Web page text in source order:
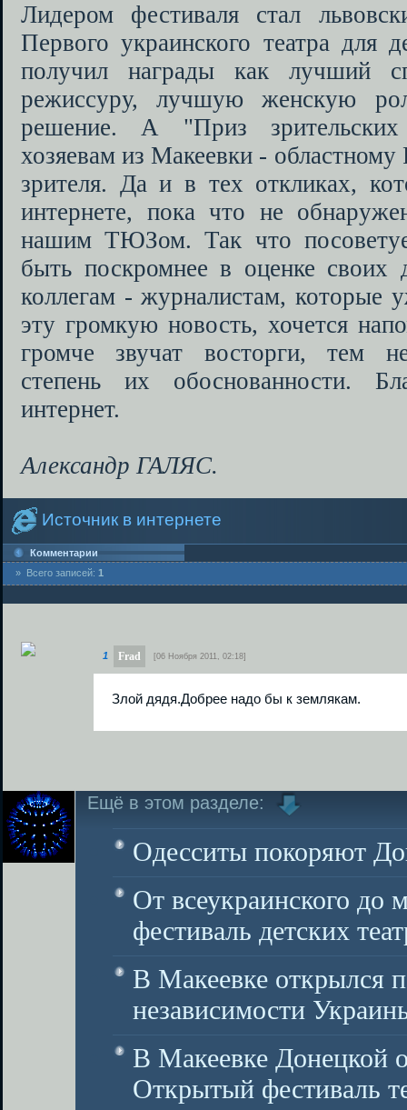
Лидером фестиваля стал
Первого украинского театра для
получил награды как лучший
режиссуру, лучшую женскую
решение. А "Приз зрительских
хозяевам из Макеевки -
зрителя. Да и в тех откликах,
интернете, пока что не
нашим ТЮЗом. Так что
быть поскромнее в оценке
коллегам - журналистам, которые
эту громкую новость, хочется
громче звучат восторги, тем
степень их обоснованности.
интернет.
Александр ГАЛЯС.
Источник в интернете
Комментарии
» Всего записей: 1
1 Frad [06 Ноября 2011, 02:18]
Злой дядя.Добрее надо бы к землякам.
Ещё в этом разделе:
Одесситы покоряют
От всеукраинского до
фестиваль детских
В Макеевке открылся
независимости
В Макеевке Донецкой
Открытый фестиваль